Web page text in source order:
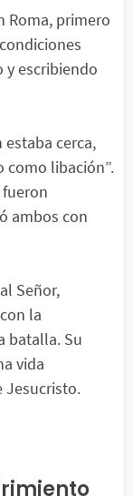
Roma, primero
y escribiendo
cerca,
como libación”.
ambos con
Señor,
la
batalla. Su
vida
Jesucristo.